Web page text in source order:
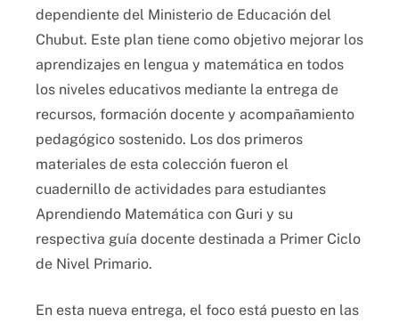
dependiente del Ministerio de Educación del
Chubut. Este plan tiene como objetivo mejorar los
aprendizajes en lengua y matemática en todos
los niveles educativos mediante la entrega de
recursos, formación docente y acompañamiento
pedagógico sostenido. Los dos primeros
materiales de esta colección fueron el
cuadernillo de actividades para estudiantes
Aprendiendo Matemática con Guri y su
respectiva guía docente destinada a Primer Ciclo
de Nivel Primario.
En esta nueva entrega, el foco está puesto en las